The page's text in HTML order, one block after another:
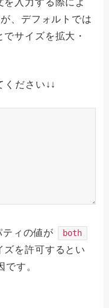
入力する際によ
、デフォルトでは
サイズを拡大・
ください↓↓
ティの値が both
ズを許可するとい
す。